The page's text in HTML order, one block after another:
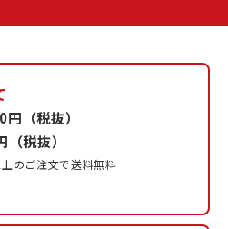
円（税抜）
（税抜）
のご注文で送料無料